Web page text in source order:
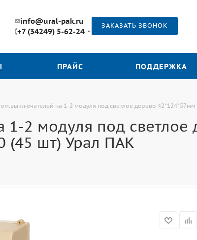
info@ural-pak.ru
+7 (34249) 5-62-24
ЗАКАЗАТЬ ЗВОНОК
ПРАЙС ПОДДЕРЖКА
на 1-2 модуля под светлое дерево
1-2 модуля под светлое
(45 шт) Урал ПАК